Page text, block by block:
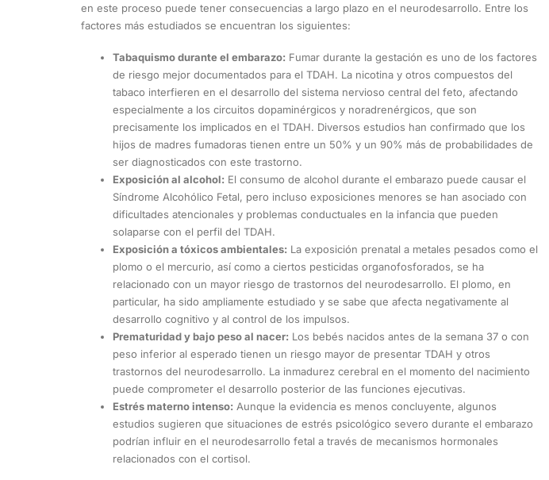
en este proceso puede tener consecuencias a largo plazo en el neurodesarrollo. Entre los
factores más estudiados se encuentran los siguientes:
Tabaquismo durante el embarazo: Fumar durante la gestación es uno de los factores
de riesgo mejor documentados para el TDAH. La nicotina y otros compuestos del
tabaco interfieren en el desarrollo del sistema nervioso central del feto, afectando
especialmente a los circuitos dopaminérgicos y noradrenérgicos, que son
precisamente los implicados en el TDAH. Diversos estudios han confirmado que los
hijos de madres fumadoras tienen entre un 50% y un 90% más de probabilidades de
ser diagnosticados con este trastorno.
Exposición al alcohol: El consumo de alcohol durante el embarazo puede causar el
Síndrome Alcohólico Fetal, pero incluso exposiciones menores se han asociado con
dificultades atencionales y problemas conductuales en la infancia que pueden
solaparse con el perfil del TDAH.
Exposición a tóxicos ambientales: La exposición prenatal a metales pesados como el
plomo o el mercurio, así como a ciertos pesticidas organofosforados, se ha
relacionado con un mayor riesgo de trastornos del neurodesarrollo. El plomo, en
particular, ha sido ampliamente estudiado y se sabe que afecta negativamente al
desarrollo cognitivo y al control de los impulsos.
Prematuridad y bajo peso al nacer: Los bebés nacidos antes de la semana 37 o con
peso inferior al esperado tienen un riesgo mayor de presentar TDAH y otros
trastornos del neurodesarrollo. La inmadurez cerebral en el momento del nacimiento
puede comprometer el desarrollo posterior de las funciones ejecutivas.
Estrés materno intenso: Aunque la evidencia es menos concluyente, algunos
estudios sugieren que situaciones de estrés psicológico severo durante el embarazo
podrían influir en el neurodesarrollo fetal a través de mecanismos hormonales
relacionados con el cortisol.